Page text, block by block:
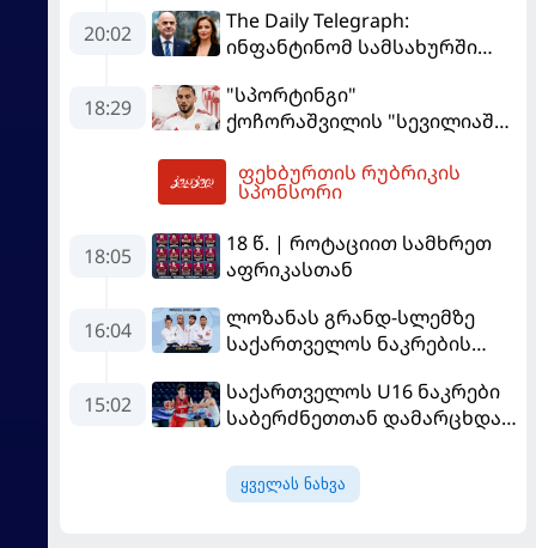
ფეხბურთისთვის
მნიშვნელოვანი მატჩია
20:02
The Daily Telegraph:
ინფანტინომ სამსახურში
შემდეგ კომპენსაციაც
გადაუხადა
18:29
"სპორტინგი"
ქოჩორაშვილის "სევილიაში"
ხდება ტრანსფერთან
დაკავშირებით?
ფეხბურთის რუბრიკის
სპონსორი
18:05
18 წ. | როტაციით სამხრეთ
აფრიკასთან
16:04
ლოზანას გრანდ-სლემზე
საქართველოს ნაკრების
15:02
საქართველოს U16 ნაკრები
საბერძნეთთან დამარცხდა
საფრანგეთს შეხვდება
ყველას ნახვა